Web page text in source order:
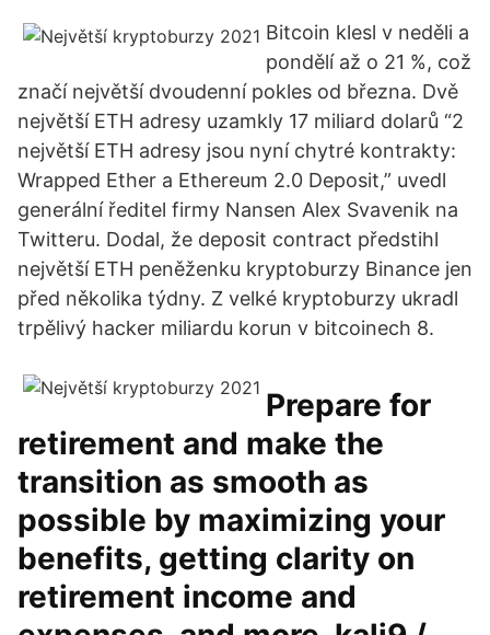
Bitcoin klesl v neděli a
pondělí až o 21 %, což
značí největší dvoudenní pokles od března. Dvě
největší ETH adresy uzamkly 17 miliard dolarů “2
největší ETH adresy jsou nyní chytré kontrakty:
Wrapped Ether a Ethereum 2.0 Deposit,” uvedl
generální ředitel firmy Nansen Alex Svavenik na
Twitteru. Dodal, že deposit contract předstihl
největší ETH peněženku kryptoburzy Binance jen
před několika týdny. Z velké kryptoburzy ukradl
trpělivý hacker miliardu korun v bitcoinech 8.
Prepare for
retirement and make the
transition as smooth as
possible by maximizing your
benefits, getting clarity on
retirement income and